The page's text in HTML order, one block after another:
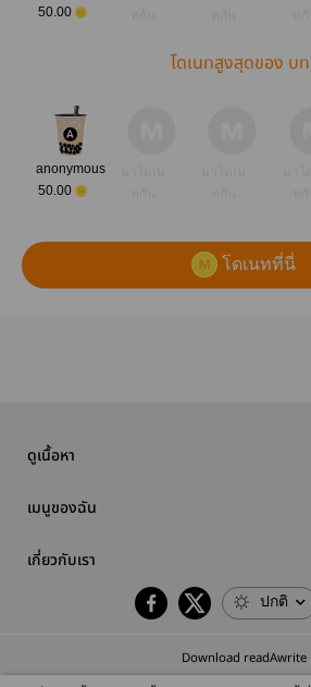
50.00
โดเนทสูงสุดของ บ
anonymous
50.00
โดเนทที่นี่
ดูเนื้อหา
เมนูของฉัน
เกี่ยวกับเรา
ปกติ
Download readAwrite